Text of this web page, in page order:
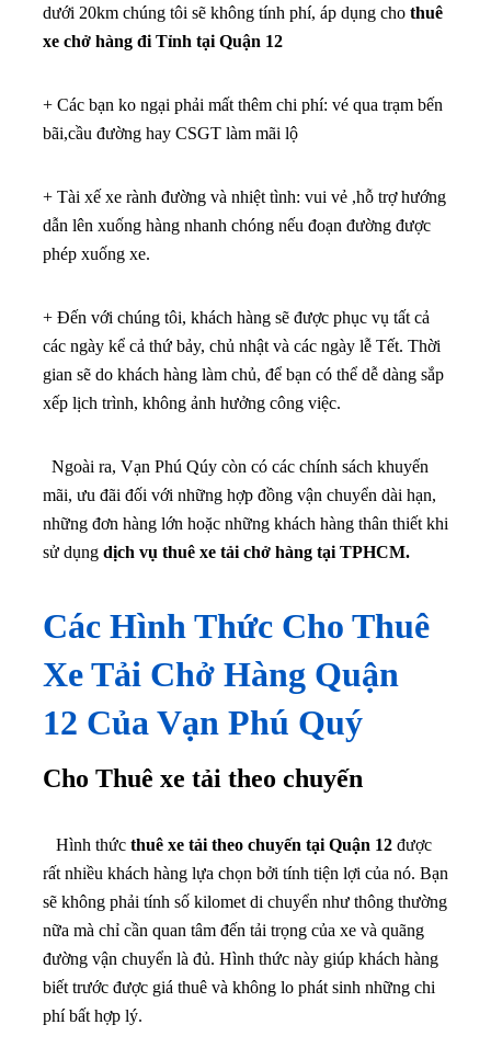
dưới 20km chúng tôi sẽ không tính phí, áp dụng cho thuê
xe chở hàng đi Tỉnh tại Quận 12
+ Các bạn ko ngại phải mất thêm chi phí: vé qua trạm bến
bãi,cầu đường hay CSGT làm mãi lộ
+ Tài xế xe rành đường và nhiệt tình: vui vẻ ,hỗ trợ hướng
dẫn lên xuống hàng nhanh chóng nếu đoạn đường được
phép xuống xe.
+ Đến với chúng tôi, khách hàng sẽ được phục vụ tất cả
các ngày kể cả thứ bảy, chủ nhật và các ngày lễ Tết. Thời
gian sẽ do khách hàng làm chủ, để bạn có thể dễ dàng sắp
xếp lịch trình, không ảnh hưởng công việc.
Ngoài ra, Vạn Phú Qúy còn có các chính sách khuyến
mãi, ưu đãi đối với những hợp đồng vận chuyển dài hạn,
những đơn hàng lớn hoặc những khách hàng thân thiết khi
sử dụng dịch vụ thuê xe tải chở hàng tại TPHCM.
Các Hình Thức Cho Thuê
Xe Tải Chở Hàng Quận
12 Của Vạn Phú Quý
Cho Thuê xe tải theo chuyến
Hình thức thuê xe tải theo chuyến tại Quận 12 được
rất nhiều khách hàng lựa chọn bởi tính tiện lợi của nó. Bạn
sẽ không phải tính số kilomet di chuyển như thông thường
nữa mà chỉ cần quan tâm đến tải trọng của xe và quãng
đường vận chuyển là đủ. Hình thức này giúp khách hàng
biết trước được giá thuê và không lo phát sinh những chi
phí bất hợp lý.